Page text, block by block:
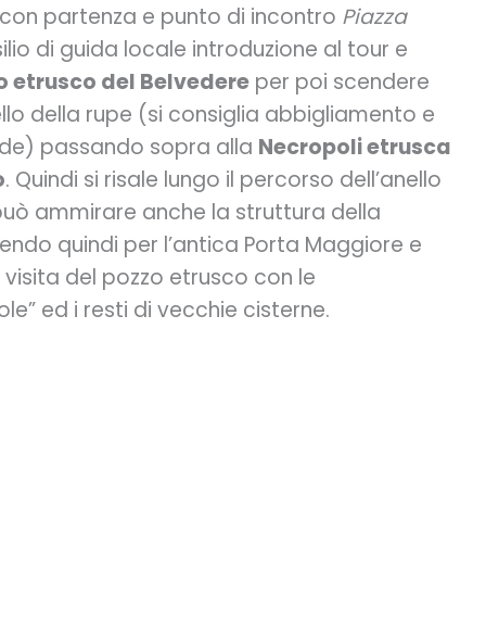
partenza e punto di incontro Piazza
di guida locale introduzione al tour e
etrusco del Belvedere per poi scendere
della rupe (si consiglia abbigliamento e
passando sopra alla Necropoli etrusca
. Quindi si risale lungo il percorso dell’anello
ammirare anche la struttura della
quindi per l’antica Porta Maggiore e
del pozzo etrusco con le
ed i resti di vecchie cisterne.